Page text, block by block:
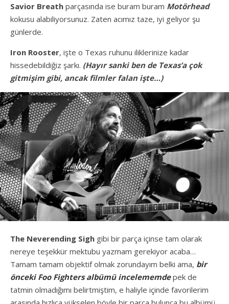
Savior Breath parçasında ise buram buram Motörhead
kokusu alabiliyorsunuz. Zaten acımız taze, iyi geliyor şu
günlerde.
Iron Rooster, işte o Texas ruhunu iliklerinize kadar
hissedebildiğiz şarkı. (Hayır sanki ben de Texas’a çok
gitmişim gibi, ancak filmler falan işte…)
The Neverending Sigh gibi bir parça içinse tam olarak
nereye teşekkür mektubu yazmam gerekiyor acaba…
Tamam tamam objektif olmak zorundayım belki ama, bir
önceki Foo Fighters albümü incelememde pek de
tatmin olmadığımı belirtmiştim, e haliyle içinde favorilerim